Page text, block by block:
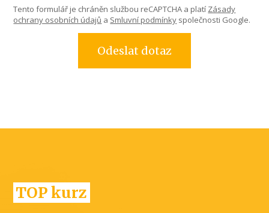
Tento formulář je chráněn službou reCAPTCHA a platí Zásady
ochrany osobních údajů a Smluvní podmínky společnosti Google.
Odeslat dotaz
TOP kurz